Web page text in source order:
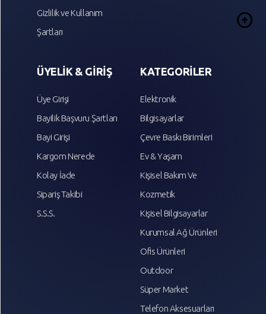
Gizlilik ve Kullanım
Şartları
ÜYELİK & GİRİŞ
Üye Girişi
Bayilik Başvuru Şartları
Bayi Girişi
Kargom Nerede
Kolay İade
Sipariş Takibi
S.S.S.
KATEGORİLER
Elektronik
Bilgisayarlar
Çevre Baskı Birimleri
Ev & Yaşam
Kişisel Bakım Ve
Kozmetik
Kişisel Bilgisayarlar
Kurumsal Ağ Ürünleri
Ofis Ürünleri
Outdoor
Süper Market
Telefon Aksesuarları
arrow_circle_up